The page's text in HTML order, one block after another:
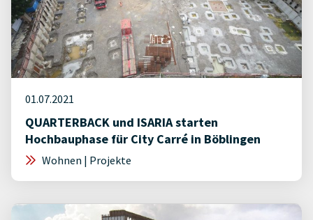
01.07.2021
QUARTERBACK und ISARIA starten
Hochbauphase für City Carré in Böblingen
Wohnen | Projekte